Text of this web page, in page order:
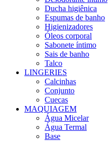
Ducha higiênica
Espumas de banho
Higienizadores
Óleos corporal
Sabonete íntimo
Sais de banho
Talco
LINGERIES
Calcinhas
Conjunto
Cuecas
MAQUIAGEM
Água Micelar
Água Termal
Base